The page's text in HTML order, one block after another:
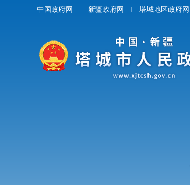
中国政府网 新疆政府网 塔城地区政府网